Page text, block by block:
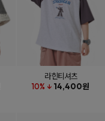
라힌티셔츠
10% ↓ 14,400원